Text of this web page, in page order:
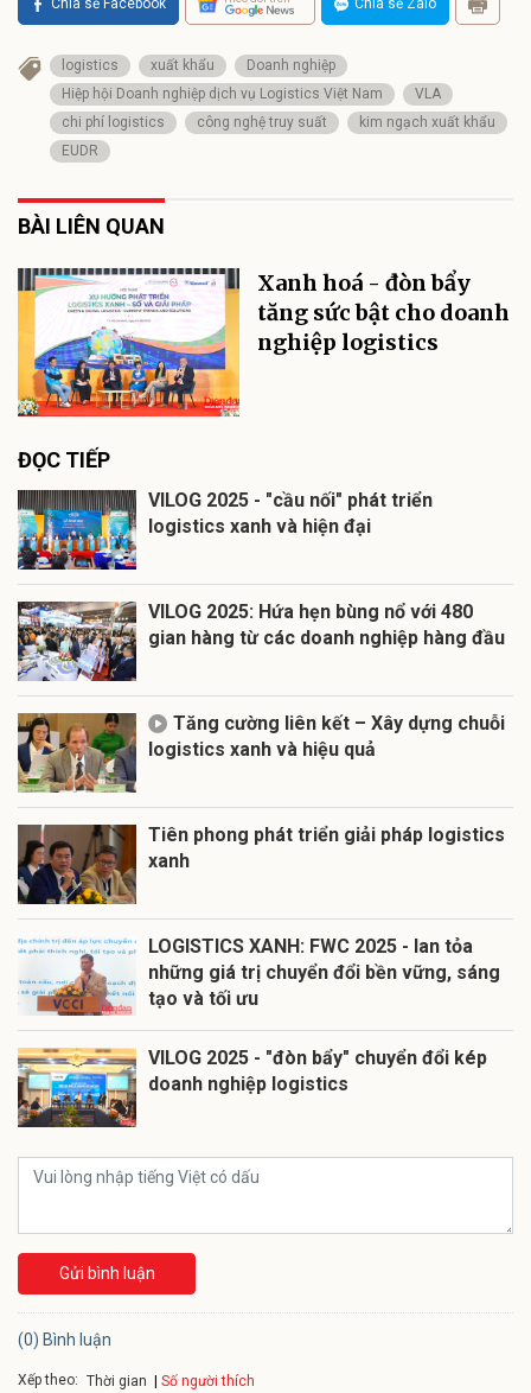
Chia sẻ Facebook Chia sẻ Zalo
logistics xuất khẩu
Doanh nghiệp
Hiệp hội Doanh nghiệp dịch vụ Logistics Việt Nam
VLA
chi phí logistics
công nghệ truy suất
kim ngạch xuất khẩu
EUDR
BÀI LIÊN QUAN
Xanh hoá - đòn bẩy
tăng sức bật cho doanh
nghiệp logistics
ĐỌC TIẾP
VILOG 2025 - "cầu nối" phát triển
logistics xanh và hiện đại
VILOG 2025: Hứa hẹn bùng nổ với 480
gian hàng từ các doanh nghiệp hàng đầu
Tăng cường liên kết – Xây dựng chuỗi
logistics xanh và hiệu quả
Tiên phong phát triển giải pháp logistics
xanh
LOGISTICS XANH: FWC 2025 - lan tỏa
những giá trị chuyển đổi bền vững, sáng
tạo và tối ưu
VILOG 2025 - "đòn bẩy" chuyển đổi kép
doanh nghiệp logistics
Gửi bình luận
(0) Bình luận
Xếp theo: Thời gian Số người thích